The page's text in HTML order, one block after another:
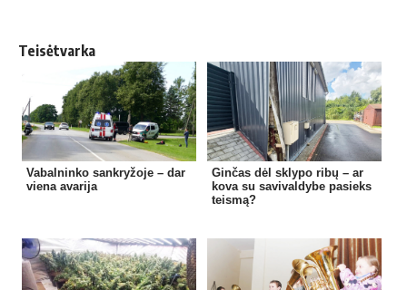
Teisėtvarka
Vabalninko sankryžoje – dar
viena avarija
Ginčas dėl sklypo ribų – ar
kova su savivaldybe pasieks
teismą?